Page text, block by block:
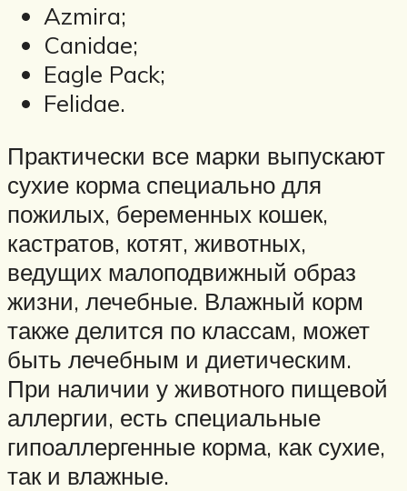
Azmira;
Canidae;
Eagle Pack;
Felidae.
Практически все марки выпускают
сухие корма специально для
пожилых, беременных кошек,
кастратов, котят, животных,
ведущих малоподвижный образ
жизни, лечебные. Влажный корм
также делится по классам, может
быть лечебным и диетическим.
При наличии у животного пищевой
аллергии, есть специальные
гипоаллергенные корма, как сухие,
так и влажные.